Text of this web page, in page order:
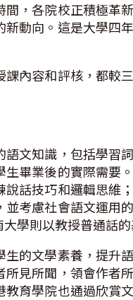
，各院校正積極
動向。這是大學四
內容和評核，都
文知識，包括學
畢業後的實際需
話技巧和邏輯思
考慮社會語文運用
學則以教授普通話
的文學素養，提
見所聞，領會作者
育學院也通過欣賞